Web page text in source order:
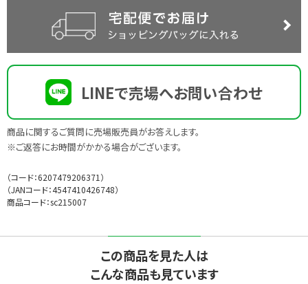
LINEで売場へお問い合わせ
商品に関するご質問に売場販売員がお答えします。
※ご返答にお時間がかかる場合がございます。
（コード：6207479206371）
（JANコード：4547410426748）
商品コード：sc215007
この商品を見た人は
こんな商品も見ています